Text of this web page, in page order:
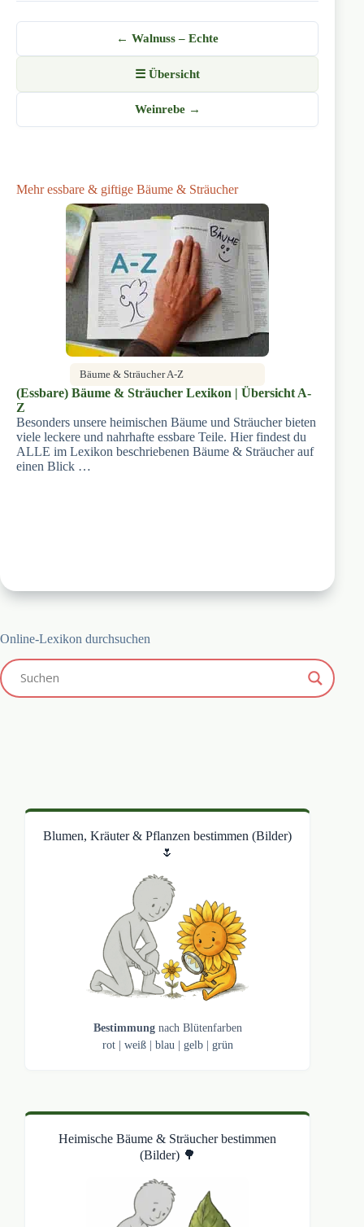
← Walnuss – Echte
☰ Übersicht
Weinrebe →
Mehr essbare & giftige Bäume & Sträucher
Bäume & Sträucher A-Z
(Essbare) Bäume & Sträucher Lexikon | Übersicht A-
Z
Besonders unsere heimischen Bäume und Sträucher bieten
viele leckere und nahrhafte essbare Teile. Hier findest du
ALLE im Lexikon beschriebenen Bäume & Sträucher auf
einen Blick …
Online-Lexikon durchsuchen
Blumen, Kräuter & Pflanzen bestimmen (Bilder)
🌷
Bestimmung nach Blütenfarben
rot| weiß| blau | gelb| grün
Heimische Bäume & Sträucher bestimmen
(Bilder) 🌳